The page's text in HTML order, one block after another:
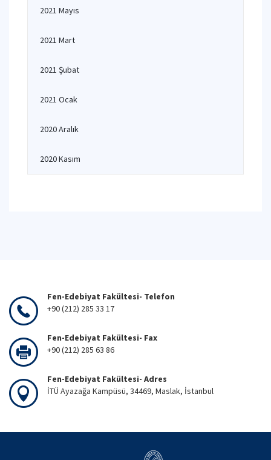
2021 Mayıs
2021 Mart
2021 Şubat
2021 Ocak
2020 Aralık
2020 Kasım
Fen-Edebiyat Fakültesi- Telefon
+90 (212) 285 33 17
Fen-Edebiyat Fakültesi- Fax
+90 (212) 285 63 86
Fen-Edebiyat Fakültesi- Adres
İTÜ Ayazağa Kampüsü, 34469, Maslak, İstanbul